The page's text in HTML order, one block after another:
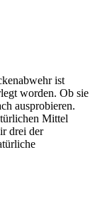
ist
worden. Ob sie
ausprobieren.
Mittel
drei der